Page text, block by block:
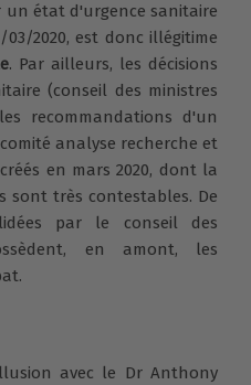
un état d'urgence sanitaire
2020, est donc illégitime
. Par ailleurs, les décisions
(conseil des ministres
recommandations d'un
analyse recherche et
en mars 2020, dont la
sont très contestables. De
par le conseil des
en amont, les
avec le Dr Anthony